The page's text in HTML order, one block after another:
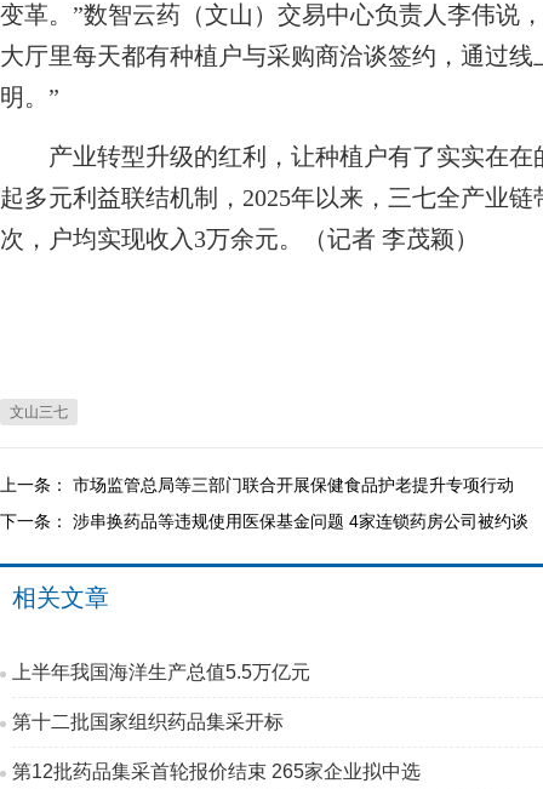
变革。”数智云药（文山）交易中心负责人李伟说
大厅里每天都有种植户与采购商洽谈签约，通过
明。”
产业转型升级的红利，让种植户有了实实在在
起多元利益联结机制，2025年以来，三七全产业
次，户均实现收入3万余元。（记者 李茂颖）
文山三七
上一条： 市场监管总局等三部门联合开展保健食品护老提升专项行动
下一条： 涉串换药品等违规使用医保基金问题 4家连锁药房公司被约谈
相关文章
上半年我国海洋生产总值5.5万亿元
第十二批国家组织药品集采开标
第12批药品集采首轮报价结束 265家企业拟中选